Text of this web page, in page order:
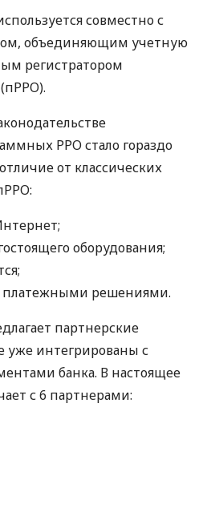
совместно с
объединяющим учетную
регистратором
РРО стало гораздо
от классических
оборудования;
платежными решениями.
партнерские
уже интегрированы с
банка. В настоящее
с 6 партнерами: